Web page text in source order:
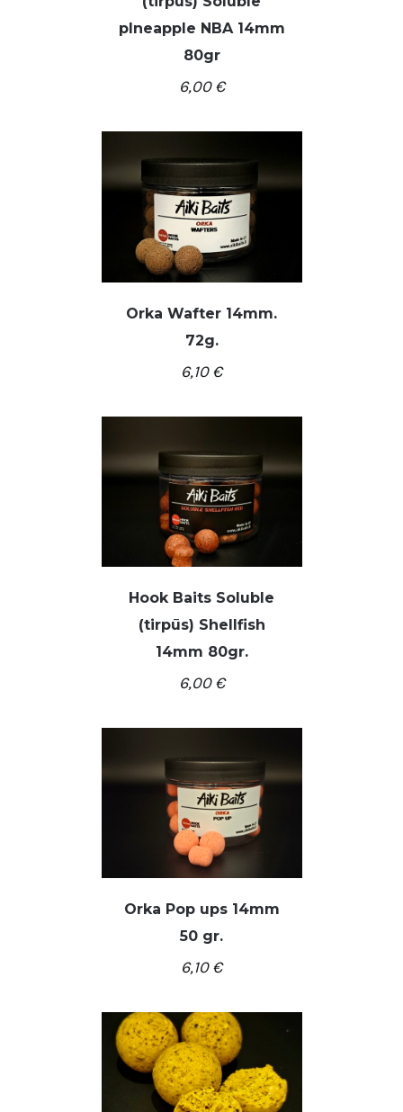
Į KREPŠELĮ /
pIneapple NBA 14mm
80gr
6,00€
/
Orka Wafter 14mm.
72g.
6,10€
Hook Baits Soluble
(tirpūs) Shellfish
14mm 80gr.
6,00€
/
Orka Pop ups 14mm
50 gr.
6,10€